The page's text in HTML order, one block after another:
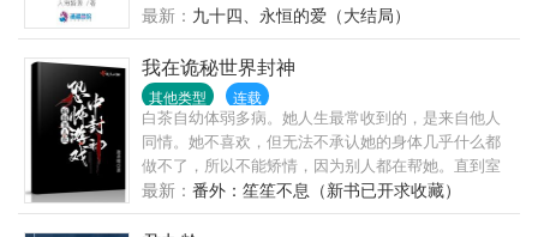
坏人我替你收拾。” 条件太过诱人，于是阮星辰欢欢喜
喜的把自己嫁了。 然而婚后—— “眼睛只能看我，心
里只能想我，远离除了我以外的所有男性。” “霸道！
大叔你简直不是人。” “嗯，你昨晚说我是禽 “……”
为了泡影时，她们发现自己多了一个称谓“单亲妈妈”。
生活在上海的杨蓉儿是一名高二的学生，学习成绩一
般般，枯燥乏味的学习生活，让生活无忧的杨蓉儿反
感。一次公交车上的偶遇，他认识了社会上的小青年
乔浩的眼里，杨蓉儿有貂蝉的容貌，贵妃的肤色，妲
己的身姿，昭君的气质。乔浩被杨蓉儿的美色惊呆
了。他用甜言蜜语、糖衣炮弹，佯装的真诚与善良，
攻下了杨蓉儿的爱情堡垒。乔浩只是想泡泡杨蓉儿，
但初涉社会的杨蓉儿却为之心动，付之真情。当她发
现华丽的包装下是虚伪、懒惰、下流、无耻时，她已
最新： 九十四、永恒的爱（大结局）
我在诡秘世界封神
其他类型 连载
白茶自幼体弱多病。她人生最常收到的，是来自他人
同情。她不喜欢，但无法不承认她的身体几乎什么都
做不了，所以不能矫情，因为别人都在帮她。直到室
友的快递将她送进了一场无限恐怖游戏。【正在检测
初始人物特征，...
最新： 番外：笙笙不息（新书已开求收藏）